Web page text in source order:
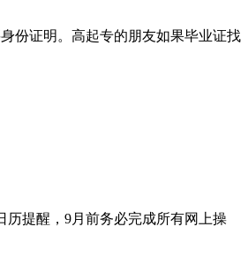
份证明。高起专的朋友如果毕业证找
提醒，9月前务必完成所有网上操